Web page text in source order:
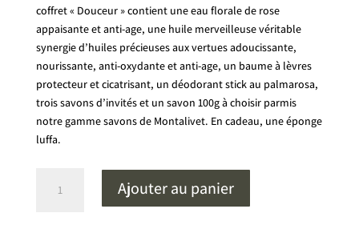
coffret « Douceur » contient une eau florale de rose
appaisante et anti-age, une huile merveilleuse véritable
synergie d’huiles précieuses aux vertues adoucissante,
nourissante, anti-oxydante et anti-age, un baume à lèvres
protecteur et cicatrisant, un déodorant stick au palmarosa,
trois savons d’invités et un savon 100g à choisir parmis
notre gamme savons de Montalivet. En cadeau, une éponge
luffa.
Ajouter au panier